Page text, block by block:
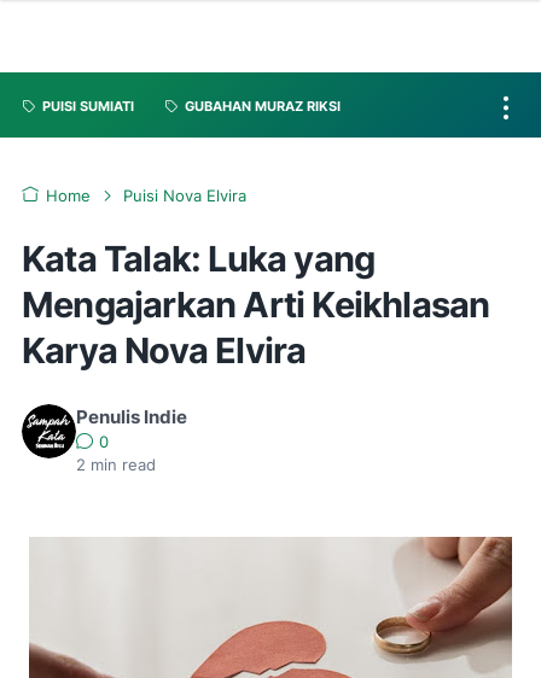
PUISI SUMIATI GUBAHAN MURAZ RIKSI
Home Puisi Nova Elvira
Kata Talak: Luka yang
Mengajarkan Arti Keikhlasan
Karya Nova Elvira
Penulis Indie
0
2 min read